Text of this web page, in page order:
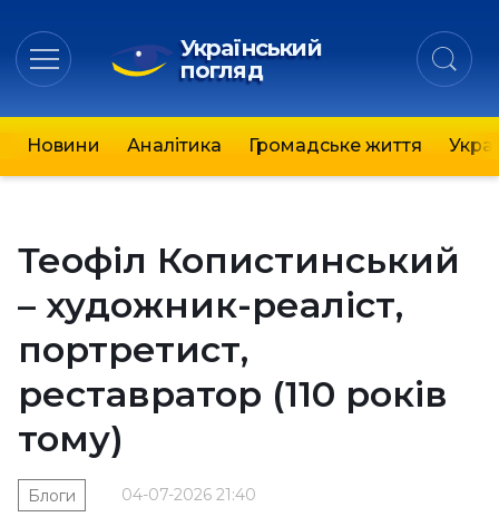
Український
погляд
Новини Аналітика Громадське життя
Теофіл Копистинський
– художник-реаліст,
портретист,
реставратор (110 років
тому)
04-07-2026 21:40
Блоги